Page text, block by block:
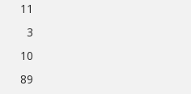
11
3
10
89